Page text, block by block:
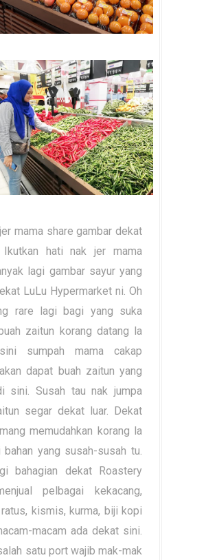
mama share gambar dekat
Ikutkan hati nak jer mama
lagi gambar sayur yang
LuLu Hypermarket ni. Oh
rare lagi bagi yang suka
zaitun korang datang la
sumpah mama cakap
dapat buah zaitun yang
sini. Susah tau nak jumpa
segar dekat luar. Dekat
memudahkan korang la
bahan yang susah-susah tu.
bahagian dekat Roastery
pelbagai kekacang,
kismis, kurma, biji kopi
macam ada dekat sini.
satu port wajib mak-mak